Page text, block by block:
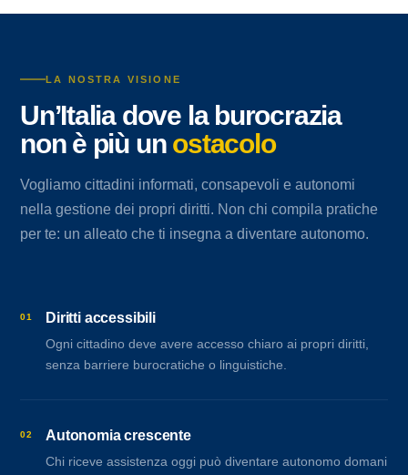
LA NOSTRA VISIONE
Un’Italia dove la burocrazia
non è più un ostacolo
Vogliamo cittadini informati, consapevoli e autonomi
nella gestione dei propri diritti. Non chi compila pratiche
per te: un alleato che ti insegna a diventare autonomo.
01 Diritti accessibili
Ogni cittadino deve avere accesso chiaro ai propri diritti,
senza barriere burocratiche o linguistiche.
02 Autonomia crescente
Chi riceve assistenza oggi può diventare autonomo domani